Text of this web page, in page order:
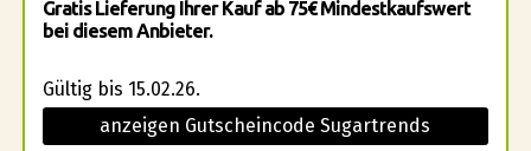
Gratis Lieferung Ihrer Kauf ab 75€ Mindestkaufswert
bei diesem Anbieter.
Gültig bis 15.02.26.
anzeigen Gutscheincode Sugartrends